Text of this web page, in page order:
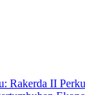
Rakerda II